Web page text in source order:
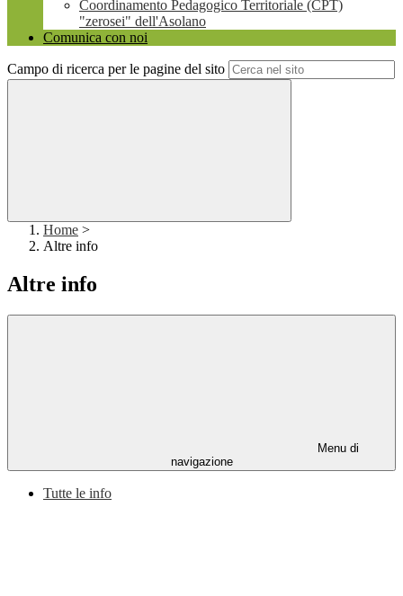
Coordinamento Pedagogico Territoriale (CPT)
"zerosei" dell'Asolano
Comunica con noi
Campo di ricerca per le pagine del sito
Home >
Altre info
Altre info
Menu di
navigazione
Tutte le info